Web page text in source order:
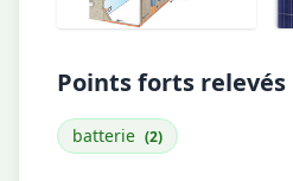
Points forts
batterie (2)